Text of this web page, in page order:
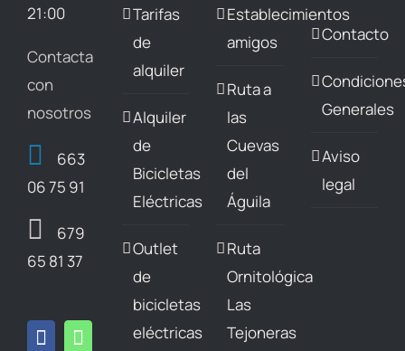
la
de
producto
elegir
página
producto
21:00
Contacta
con
nosotros
663
06 75 91
679
65 81 37
Tarifas
de
alquiler
Alquiler
de
Bicicletas
Eléctricas
Outlet
de
bicicletas
eléctricas
Establecimientos
amigos
Ruta a
las
Cuevas
del
Águila
Ruta
Ornitológica
Las
Tejoneras
Contacto
Generales
Aviso
legal